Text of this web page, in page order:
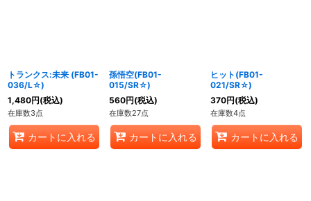
トランクス:未来 (FB01-
036/L☆)
1,480円(税込)
在庫数3点
カートに入れる
孫悟空(FB01-
015/SR☆)
560円(税込)
在庫数27点
カートに入れる
ヒット(FB01-
021/SR☆)
370円(税込)
在庫数4点
カートに入れる